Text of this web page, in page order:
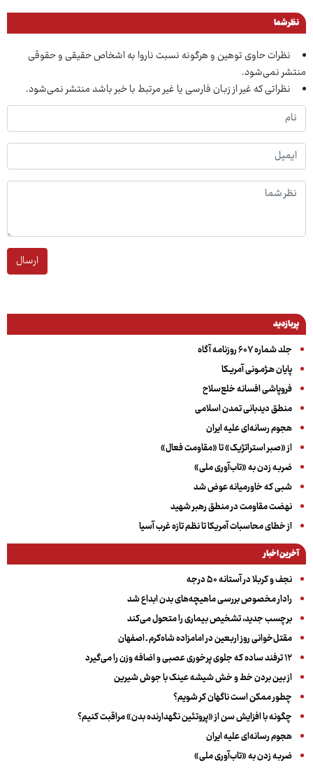
نظر شما
نظرات حاوی توهین و هرگونه نسبت ناروا به اشخاص حقیقی و حقوقی
منتشر نمی‌شود.
نظراتی که غیر از زبان فارسی یا غیر مرتبط با خبر باشد منتشر نمی‌شود.
ارسال
پربازدید
جلد شماره ۶۰۷ روزنامه آگاه
پایان هـژمـونی آمریـکا
فروپاشی افسانه خلع‌سلاح
منطق دیدبانی تمدن اسلامی
هجوم رسانه‌ای علیه ایران
از «صبر استراتژیک» تا «مقاومت فعال»
ضربه زدن به «تاب‌آوری ملی»
شبی که خاورمیانه عوض شد
نهضت مقاومت در منطق رهبر شهید
از خطای محاسبات آمریکا تا نظم تازه غرب آسیا
آخرین اخبار
نجف و کربلا در آستانه ۵۰ درجه
رادار مخصوص بررسی ماهیچه‌های بدن ابداع شد
برچسب جدید، تشخیص بیماری را متحول می‌کند
مقتل‌خوانی روز اربعین در امامزاده شاه‌کرم ـ اصفهان
۱۲ ترفند ساده که جلوی پرخوری عصبی و اضافه ‌وزن را می‌گیرد
از بین بردن خط و خش شیشه عینک با جوش شیرین
چطور ممکن است ناگهان کر شویم؟
چگونه با افزایش سن از «پروتئین نگهدارنده بدن» مراقبت کنیم؟
هجوم رسانه‌ای علیه ایران
ضربه زدن به «تاب‌آوری ملی»